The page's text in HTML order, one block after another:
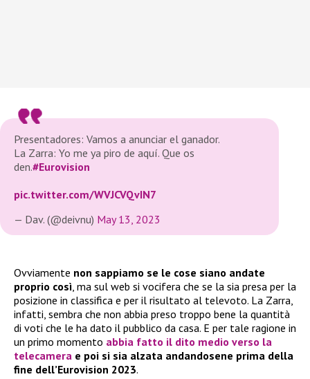
Presentadores: Vamos a anunciar el ganador.
La Zarra: Yo me ya piro de aquí. Que os
den.#Eurovision
pic.twitter.com/WVJCVQvIN7
— Dav. (@deivnu) May 13, 2023
Ovviamente non sappiamo se le cose siano andate
proprio così, ma sul web si vocifera che se la sia presa per la
posizione in classifica e per il risultato al televoto. La Zarra,
infatti, sembra che non abbia preso troppo bene la quantità
di voti che le ha dato il pubblico da casa. E per tale ragione in
un primo momento abbia fatto il dito medio verso la
telecamera e poi si sia alzata andandosene prima della
fine dell’Eurovision 2023.